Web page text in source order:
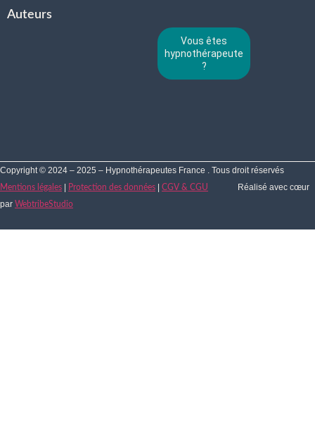
Auteurs
Vous êtes
hypnothérapeute
?
Copyright © 2024 – 2025 – Hypnothérapeutes France . Tous droit réservés
Mentions légales Protection des données CGV & CGU
Réalisé avec cœur
par WebtribeStudio